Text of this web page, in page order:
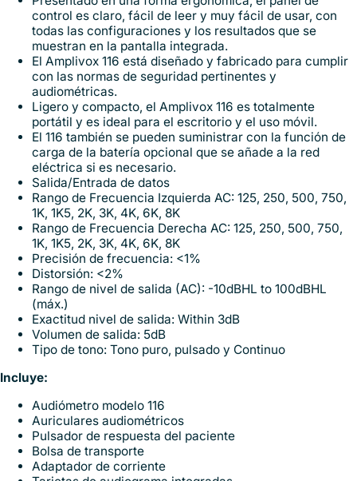
control es claro, fácil de leer y muy fácil de usar, con
todas las configuraciones y los resultados que se
muestran en la pantalla integrada.
El Amplivox 116 está diseñado y fabricado para cumplir
con las normas de seguridad pertinentes y
audiométricas.
Ligero y compacto, el Amplivox 116 es totalmente
portátil y es ideal para el escritorio y el uso móvil.
El 116 también se pueden suministrar con la función de
carga de la batería opcional que se añade a la red
eléctrica si es necesario.
Salida/Entrada de datos
Rango de Frecuencia Izquierda AC: 125, 250, 500, 750,
1K, 1K5, 2K, 3K, 4K, 6K, 8K
Rango de Frecuencia Derecha AC: 125, 250, 500, 750,
1K, 1K5, 2K, 3K, 4K, 6K, 8K
Precisión de frecuencia: <1%
Distorsión: <2%
Rango de nivel de salida (AC): -10dBHL to 100dBHL
(máx.)
Exactitud nivel de salida: Within 3dB
Volumen de salida: 5dB
Tipo de tono: Tono puro, pulsado y Continuo
Incluye:
Audiómetro modelo 116
Auriculares audiométricos
Pulsador de respuesta del paciente
Bolsa de transporte
Adaptador de corriente